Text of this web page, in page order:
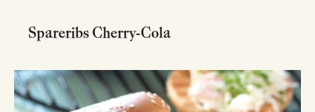
Spareribs Cherry-Cola